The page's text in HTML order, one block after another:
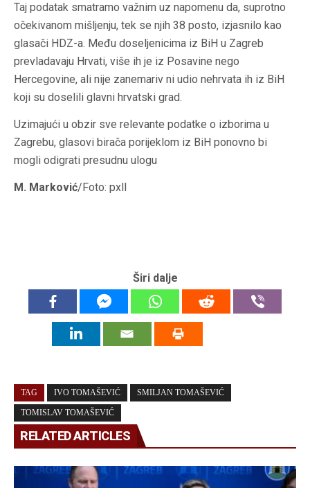
Taj podatak smatramo važnim uz napomenu da, suprotno
očekivanom mišljenju, tek se njih 38 posto, izjasnilo kao
glasači HDZ-a. Među doseljenicima iz BiH u Zagreb
prevladavaju Hrvati, više ih je iz Posavine nego
Hercegovine, ali nije zanemariv ni udio nehrvata ih iz BiH
koji su doselili glavni hrvatski grad.
Uzimajući u obzir sve relevante podatke o izborima u
Zagrebu, glasovi birača porijeklom iz BiH ponovno bi
mogli odigrati presudnu ulogu
M. Marković/Foto: pxll
Širi dalje
TAG IVO TOMAŠEVIĆ SMILJAN TOMAŠEVIĆ
TOMISLAV TOMAŠEVIĆ
RELATED ARTICLES